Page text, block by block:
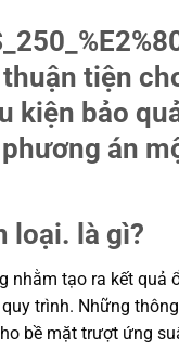
tiện
kiện bảo
án
loại. là gì?
tạo ra kết quả
trình. Những
bề mặt trượt ứng